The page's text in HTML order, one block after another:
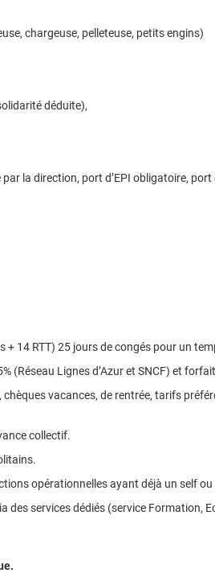
chargeuse, pelleteuse, petits engins)
déduite),
la direction, port d’EPI obligatoire,
14 RTT) 25 jours de congés pour un
(Réseau Lignes d’Azur et SNCF) et
vacances, de rentrée, tarifs
collectif.
opérationnelles ayant déjà un self
services dédiés (service Formation,